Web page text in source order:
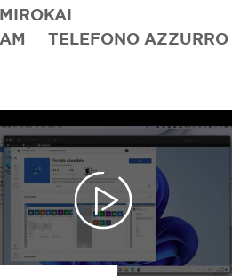
MIROKAI
TELEFONO AZZURRO